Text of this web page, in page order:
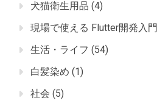
犬猫衛生用品 (4)
現場で使える Flutter開発入門
生活・ライフ (54)
白髪染め (1)
社会 (5)